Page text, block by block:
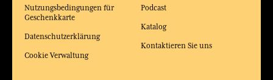
Nutzungsbedingungen für
Geschenkkarte
Datenschutzerklärung
Cookie Verwaltung
Podcast
Katalog
Kontaktieren Sie uns